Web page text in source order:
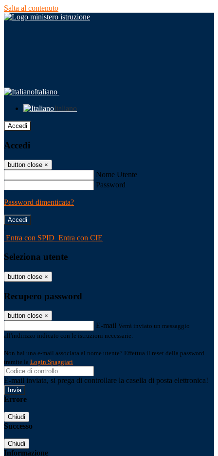
Salta al contenuto
Italiano
Italiano
Accedi
Accedi
button close ×
Nome Utente
Password
Password dimenticata?
-
Entra con SPID Entra con CIE
Seleziona utente
button close ×
Recupero password
button close ×
E-mail Verrà inviato un messaggio
all'indirizzo indicato con le istruzioni necessarie.
Non hai una e-mail associata al nome utente? Effettua il reset della password
tramite la Login Spaggiari
E-mail inviata, si prega di controllare la casella di posta elettronica!
Errore
Chiudi
Successo
Chiudi
Informazione